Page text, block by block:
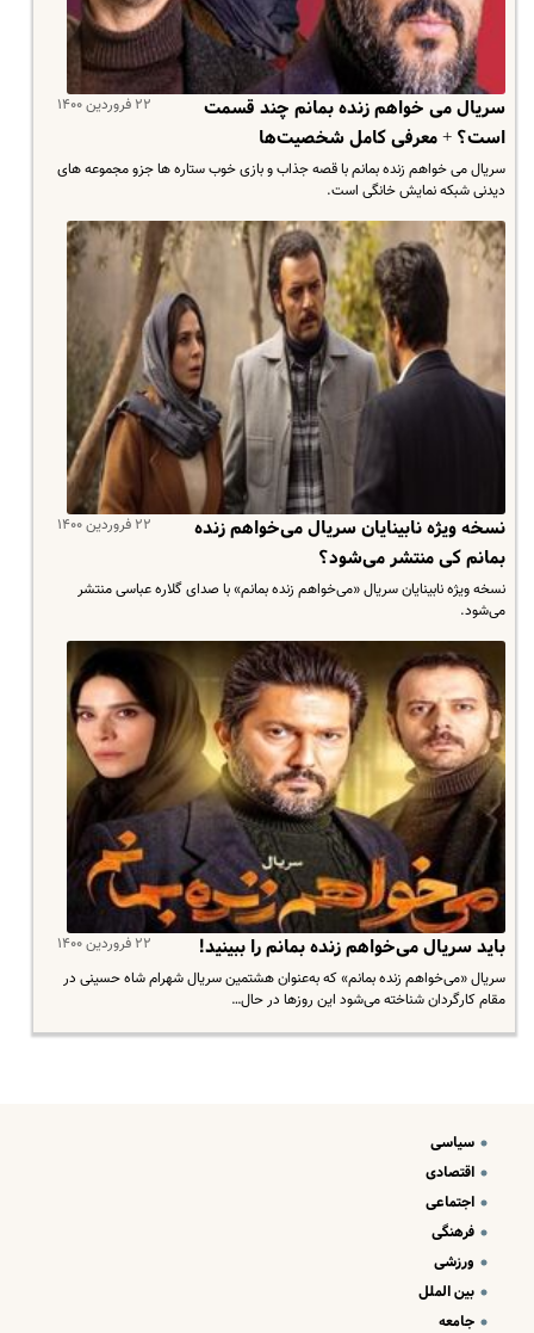
۲۲ فروردین ۱۴۰۰
سریال می خواهم زنده بمانم چند قسمت
است؟ + معرفی کامل شخصیت‌ها
سریال می خواهم زنده بمانم با قصه جذاب و بازی خوب ستاره ها جزو مجموعه های
دیدنی شبکه نمایش خانگی است.
۲۲ فروردین ۱۴۰۰
نسخه ویژه نابینایان سریال می‌خواهم زنده
بمانم کی منتشر می‌شود؟
نسخه ویژه نابینایان سریال «می‌خواهم زنده بمانم» با صدای گلاره عباسی منتشر
می‌شود.
۲۲ فروردین ۱۴۰۰ باید سریال می‌خواهم زنده بمانم را ببینید!
سریال «می‌خواهم زنده بمانم» که به‌عنوان هشتمین سریال شهرام شاه حسینی در
مقام کارگردان شناخته می‌شود این روزها در حال…
سیاسی
اقتصادی
اجتماعی
فرهنگی
ورزشی
بین الملل
جامعه